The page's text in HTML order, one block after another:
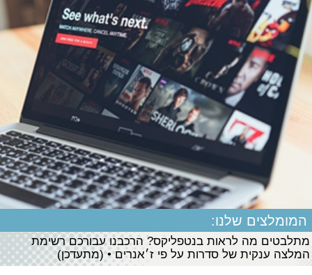
המומלצים שלנו:
מתלבטים מה לראות בנטפליקס? הרכבנו עבורכם רשימת
המלצה ענקית של סדרות על פי ז׳אנרים • (מתעדכן)